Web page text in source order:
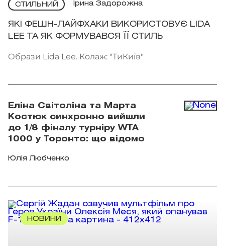
СТИЛЬНИЙ Ірина Задорожна
ЯКІ ФЕШН-ЛАЙФХАКИ ВИКОРИСТОВУЄ LIDA
LEE ТА ЯК ФОРМУВАВСЯ ЇЇ СТИЛЬ
Образи Lida Lee. Колаж: "ТиКиїв"
Еліна Світоліна та Марта
Костюк синхронно вийшли
до 1/8 фіналу турніру WTA
1000 у Торонто: що відомо
Юлія Любченко
НОВИНИ